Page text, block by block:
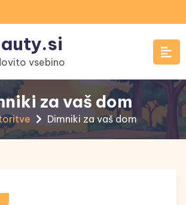
vsebino
za vaš dom
Dimniki za vaš dom